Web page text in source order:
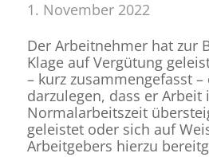
1. November 2022
Der Arbeitnehmer hat zur
Klage auf Vergütung
– kurz zusammengefasst –
darzulegen, dass er Arbeit
Normalarbeitszeit
geleistet oder sich auf
Arbeitgebers hierzu